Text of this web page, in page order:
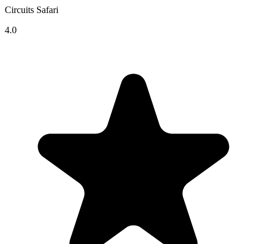
Circuits Safari
4.0